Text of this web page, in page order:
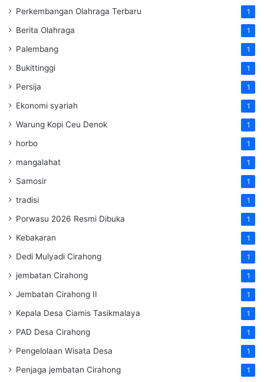
Perkembangan Olahraga Terbaru 1
Berita Olahraga 1
Palembang 1
Bukittinggi 1
Persija 1
Ekonomi syariah 1
Warung Kopi Ceu Denok 1
horbo 1
mangalahat 1
Samosir 1
tradisi 1
Porwasu 2026 Resmi Dibuka 1
Kebakaran 1
Dedi Mulyadi Cirahong 1
jembatan Cirahong 1
Jembatan Cirahong II 1
Kepala Desa Ciamis Tasikmalaya 1
PAD Desa Cirahong 1
Pengelolaan Wisata Desa 1
Penjaga jembatan Cirahong 1